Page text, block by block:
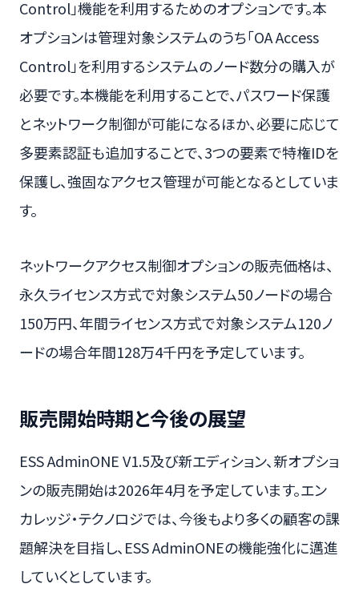
Control」機能を利用するためのオプションです。本
オプションは管理対象システムのうち「OA Access
Control」を利用するシステムのノード数分の購入が
必要です。本機能を利用することで、パスワード保護
とネットワーク制御が可能になるほか、必要に応じて
多要素認証も追加することで、3つの要素で特権IDを
保護し、強固なアクセス管理が可能となるとしていま
す。
ネットワークアクセス制御オプションの販売価格は、
永久ライセンス方式で対象システム50ノードの場合
150万円、年間ライセンス方式で対象システム120ノ
ードの場合年間128万4千円を予定しています。
販売開始時期と今後の展望
ESS AdminONE V1.5及び新エディション、新オプショ
ンの販売開始は2026年4月を予定しています。エン
カレッジ・テクノロジでは、今後もより多くの顧客の課
題解決を目指し、ESS AdminONEの機能強化に邁進
していくとしています。